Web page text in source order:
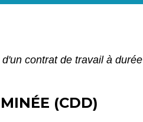
contrat de travail à durée
(CDD)